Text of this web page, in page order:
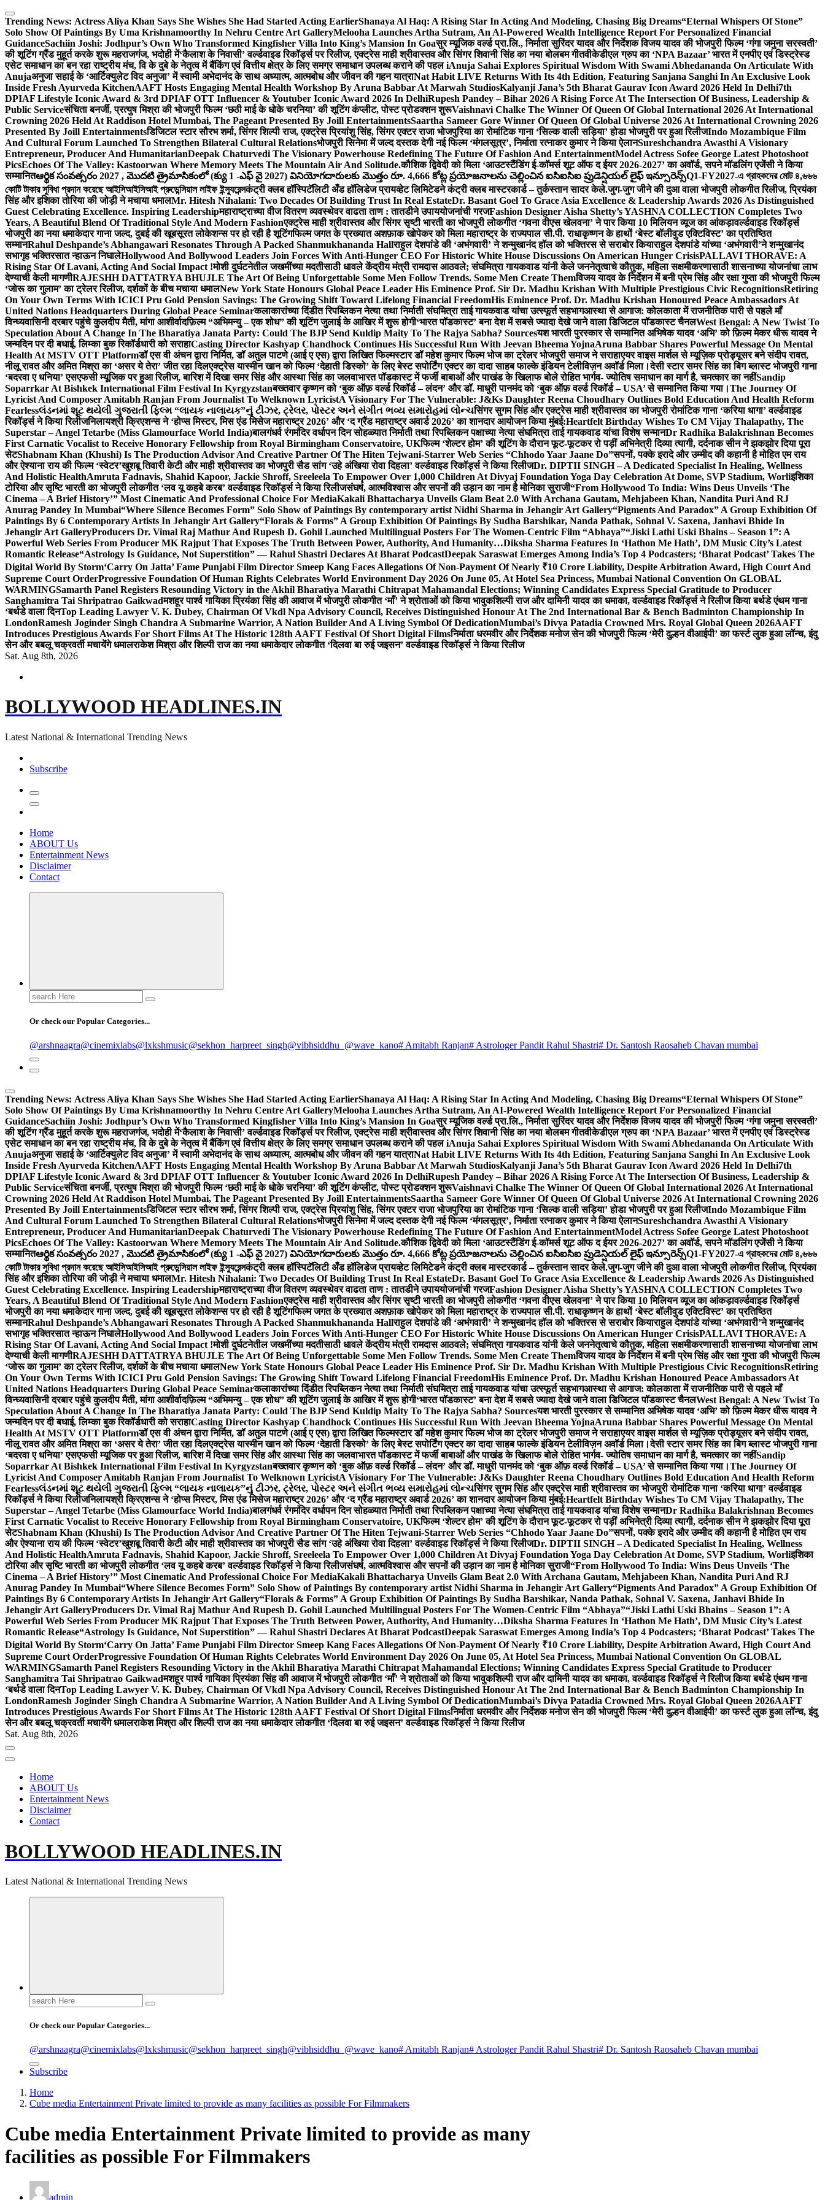
Skip
to
content
Trending News: Actress Aliya Khan Says She Wishes She Had Started Acting EarlierShanaya Al Haq: A Rising Star In Acting And Modeling, Chasing Big Dreams“Eternal Whispers Of Stone”
Solo Show Of Paintings By Uma Krishnamoorthy In Nehru Centre Art GalleryMelooha Launches Artha Sutram, An AI-Powered Wealth Intelligence Report For Personalized Financial
GuidanceSachiin Joshi: Jodhpur’s Own Who Transformed Kingfisher Villa Into King’s Mansion In Goaसुर म्यूजिक वर्ल्ड प्रा.लि., निर्माता सुरिंदर यादव और निर्देशक विजय यादव की भोजपुरी फिल्म ‘गंगा जमुना सरस्वती’
की शूटिंग ग्रैंड मुहूर्त करके शुरू महराजगंज, भदोही में‘कैलाश के निवासी’ वर्ल्डवाइड रिकॉर्ड्स पर रिलीज, एक्ट्रेस माही श्रीवास्तव और सिंगर शिवानी सिंह का नया बोलबम गीतवीकेडीएल ग्रुप का ‘NPA Bazaar’ भारत में एनपीए एवं डिस्ट्रेस्ड
एसेट समाधान का बन रहा राष्ट्रीय मंच, वि के दुबे के नेतृत्व में बैंकिंग एवं वित्तीय क्षेत्र के लिए समग्र समाधान उपलब्ध कराने की पहल iAnuja Sahai Explores Spiritual Wisdom With Swami Abhedananda On Articulate With
Anujaअनुजा सहाई के ‘आर्टिक्युलेट विद अनुजा’ में स्वामी अभेदानंद के साथ अध्यात्म, आत्मबोध और जीवन की गहन यात्राNat Habit LIVE Returns With Its 4th Edition, Featuring Sanjana Sanghi In An Exclusive Look
Inside Fresh Ayurveda KitchenAAFT Hosts Engaging Mental Health Workshop By Aruna Babbar At Marwah StudiosKalyanji Jana’s 5th Bharat Gaurav Icon Award 2026 Held In Delhi7th
DPIAF Lifestyle Iconic Award & 3rd DPIAF OTT Influencer & Youtuber Iconic Award 2026 In DelhiRupesh Pandey – Bihar 2026 A Rising Force At The Intersection Of Business, Leadership &
Public Serviceसंचिता बनर्जी, प्रत्युष मिश्रा की भोजपुरी फिल्म ‘छठी माई के धोके चरनिया’ की शूटिंग कंप्लीट, पोस्ट प्रोडक्शन शुरूVaishnavi Chalke The Winner Of Queen Of Global International 2026 At International
Crowning 2026 Held At Raddison Hotel Mumbai, The Pageant Presented By Joill EntertainmentsSaartha Sameer Gore Winner Of Queen Of Global Universe 2026 At International Crowning 2026
Presented By Joill Entertainmentsडिजिटल स्टार सौरभ शर्मा, सिंगर शिल्पी राज, एक्ट्रेस प्रियांशु सिंह, सिंगर एक्टर राजा भोजपुरिया का रोमांटिक गाना ‘सिल्क वाली सड़िया’ होडा भोजपुरी पर हुआ रिलीजIndo Mozambique Film
And Cultural Forum Launched To Strengthen Bilateral Cultural Relationsभोजपुरी सिनेमा में जल्द दस्तक देगी नई फिल्म ‘मंगलसूत्र’, निर्माता रत्नाकर कुमार ने किया ऐलानSureshchandra Awasthi A Visionary
Entrepreneur, Producer And HumanitarianDeepak Chaturvedi The Visionary Powerhouse Redefining The Future Of Fashion And EntertainmentModel Actress Sofee George Latest Photoshoot
PicsEchoes Of The Valley: Kastoorwan Where Memory Meets The Mountain Air And Solitude.कौशिक द्विवेदी को मिला ‘आउटस्टैंडिंग ई-कॉमर्स शूट ऑफ द ईयर 2026-2027’ का अवॉर्ड, सपने मॉडलिंग एजेंसी ने किया
सम्मानितఆర్థిక సంవత్సరం 2027 , మొదటి త్రైమాసికంలో (క్యు 1 -ఎఫ్ వై 2027) వినియోగదారులకు మొత్తం రూ. 4,666 కోట్ల ప్రయోజనాలను చెల్లించిన ఐసిఐసిఐ ప్రుడెన్షియల్ లైఫ్ ఇన్సూరెన్స్Q1-FY2027-এ গ্রাহকদের মোট ৪,৬৬৬
কোটি টাকার সুবিধা প্রদান করেছে আইসিআইসিআই প্রুডেন্সিয়াল লাইফ ইন্স্যুরেন্সकंट्री क्लब हॉस्पिटॅलिटी अँड हॉलिडेज प्रायव्हेट लिमिटेडने कंट्री क्लब मास्टरकार्ड – तुर्कस्तान सादर केले.जुग-जुग जीने की दुआ वाला भोजपुरी लोकगीत रिलीज, प्रियंका
सिंह और इशिका तोरिया की जोड़ी ने मचाया धमालMr. Hitesh Nihalani: Two Decades Of Building Trust In Real EstateDr. Basant Goel To Grace Asia Excellence & Leadership Awards 2026 As Distinguished
Guest Celebrating Excellence. Inspiring Leadershipमहाराष्ट्राच्या वीज वितरण व्यवस्थेवर वाढता ताण : तातडीने उपाययोजनांची गरजFashion Designer Aisha Shetty’s YASHNA COLLECTION Completes Two
Years, A Beautiful Blend Of Traditional Style And Modern Fashionएक्ट्रेस माही श्रीवास्तव और सिंगर सृष्टी भारती का भोजपुरी लोकगीत ‘गवना वीएस खेलवना’ ने पार किया 10 मिलियन व्यूज का आंकड़ावर्ल्डवाइड रिकॉर्ड्स
भोजपुरी का नया धमाकेदार गाना जल्द, दुबई की खूबसूरत लोकेशन्स पर हो रही है शूटिंगफिल्म जगत के प्रख्यात अशफ़ाक खोपेकर को मिला महाराष्ट्र के राज्यपाल सी.पी. राधाकृष्णन के हाथों ‘बेस्ट बॉलीवुड एक्टिविस्ट’ का प्रतिष्ठित
सम्मानRahul Deshpande’s Abhangawari Resonates Through A Packed Shanmukhananda Hallराहुल देशपांडे की ‘अभंगवारी’ ने शन्मुखानंद हॉल को भक्तिरस से सराबोर कियाराहुल देशपांडे यांच्या ‘अभंगवारी’ने शन्मुखानंद
सभागृह भक्तिरसात न्हाऊन निघालेHollywood And Bollywood Leaders Join Forces With Anti-Hunger CEO For Historic White House Discussions On American Hunger CrisisPALLAVI THORAVE: A
Rising Star Of Lavani, Acting And Social Impact !मोशी दुर्घटनेतील जखमींच्या मदतीसाठी धावले केंद्रीय मंत्री रामदास आठवले; संघमित्रा गायकवाड यांनी केले जननेतृत्वाचे कौतुक, महिला सक्षमीकरणासाठी शासनाच्या योजनांचा लाभ
देण्याची केली मागणीRAJESHH DATTATRYA BHUJLE The Art Of Being Unforgettable Some Men Follow Trends. Some Men Create Themविजय यादव के निर्देशन में बनी प्रेम सिंह और रक्षा गुप्ता की भोजपुरी फिल्म
‘जोरू का गुलाम’ का ट्रेलर रिलीज, दर्शकों के बीच मचाया धमालNew York State Honours Global Peace Leader His Eminence Prof. Sir Dr. Madhu Krishan With Multiple Prestigious Civic RecognitionsRetiring
On Your Own Terms With ICICI Pru Gold Pension Savings: The Growing Shift Toward Lifelong Financial FreedomHis Eminence Prof. Dr. Madhu Krishan Honoured Peace Ambassadors At
United Nations Headquarters During Global Peace Seminarकलाकारांच्या दिंडीत रिपब्लिकन नेत्या तथा निर्माती संघमित्रा ताई गायकवाड यांचा उत्स्फूर्त सहभागआस्था से आगाज: कोलकाता में राजनीतिक पारी से पहले माँ
विन्ध्यवासिनी दरबार पहुंचे कुलदीप मैती, मांगा आशीर्वादफ़िल्म “अभिमन्यु – एक शोध” की शूटिंग जुलाई के आखिर में शुरू होगी‘भारत पॉडकास्ट’ बना देश में सबसे ज्यादा देखे जाने वाला डिजिटल पॉडकास्ट चैनलWest Bengal: A New Twist To
Speculation About A Change In The Bharatiya Janata Party: Could The BJP Send Kuldip Maity To The Rajya Sabha? Sourcesयश भारती पुरस्कार से सम्मानित अभिषेक यादव ‘अभि’ को फ़िल्म मेकर धीरू यादव ने
जन्मदिन पर दी बधाई, लिम्का बुक रिकॉर्डधारी को सराहाCasting Director Kashyap Chandhock Continues His Successful Run With Jeevan Bheema YojnaAruna Babbar Shares Powerful Message On Mental
Health At MSTV OTT Platformडॉ एस वी अंचन द्वारा निर्मित, डॉ अतुल पाटणे (आई ए एस) द्वारा लिखित फिल्मस्टार डॉ महेश कुमार फिल्म भोज का ट्रेलर भोजपुरी समाज ने सराहाएयर वाइस मार्शल से म्यूज़िक प्रोड्यूसर बने संदीप रावत,
नीलू रावत और अमित मिश्रा का ‘असर ये तेरा’ जीत रहा दिलएक्ट्रेस यास्मीन खान को फिल्म ‘देहाती डिस्को’ के लिए बेस्ट सपोर्टिंग एक्टर का दादा साहब फाल्के इंडियन टेलीविज़न अवॉर्ड मिला।देसी स्टार समर सिंह का बिग ब्लास्ट भोजपुरी गाना
‘बदरवा ए धनिया’ एसएफसी म्यूजिक पर हुआ रिलीज, बारिश में दिखा समर सिंह और आस्था सिंह का जलवाभारत पॉडकास्ट में फर्जी बाबाओं और पाखंड के खिलाफ बोले रोहित भार्गव- ज्योतिष समाधान का मार्ग है, चमत्कार का नहींSandip
Soparrkar At Bishkek International Film Festival In Kyrgyzstanबख्तवार कृष्णन को ‘बुक ऑफ़ वर्ल्ड रिकॉर्ड – लंदन’ और डॉ. माधुरी पानमंद को ‘बुक ऑफ़ वर्ल्ड रिकॉर्ड – USA’ से सम्मानित किया गया।The Journey Of
Lyricist And Composer Amitabh Ranjan From Journalist To Welknown LyricistA Visionary For The Vulnerable: J&Ks Daughter Reena Choudhary Outlines Bold Education And Health Reform
Fearlessલંડનમાં શૂટ થયેલી ગુજરાતી ફિલ્મ “લાયક નાલાયક”નું ટીઝર, ટ્રેલર, પોસ્ટર અને સંગીત ભવ્ય સમારોહમાં લોન્ચसिंगर सुगम सिंह और एक्ट्रेस माही श्रीवास्तव का भोजपुरी रोमांटिक गाना ‘करिया धागा’ वर्ल्डवाइड
रिकॉर्ड्स ने किया रिलीजनिलायश्री क्रिएशन्स ने ‘होप्स मिस्टर, मिस एंड मिसेज महाराष्ट्र 2026’ और ‘द ग्रैंड महाराष्ट्र अवार्ड 2026’ का शानदार आयोजन किया मुंबई:Heartfelt Birthday Wishes To CM Vijay Thalapathy, The
Superstar – Angel Tetarbe (Miss Glamourface World India)बालगंधर्व रंगमंदिर वर्धापन दिन सोहळ्यात निर्माती तथा रिपब्लिकन पक्षाच्या नेत्या संघमित्रा ताई गायकवाड यांचा विशेष सन्मानDr Radhika Balakrishnan Becomes
First Carnatic Vocalist to Receive Honorary Fellowship from Royal Birmingham Conservatoire, UKफिल्म ‘शेल्टर होम’ की शूटिंग के दौरान फूट-फूटकर रो पड़ीं अभिनेत्री दिव्या त्यागी, दर्दनाक सीन ने झकझोर दिया पूरा
सेटShabnam Khan (Khushi) Is The Production Advisor And Creative Partner Of The Hiten Tejwani-Starrer Web Series “Chhodo Yaar Jaane Do”सपनों, पक्के इरादे और उम्मीद की कहानी है मोहित एम राय
और ऐश्याना राय की फिल्म ‘स्वेटर’खुशबू तिवारी केटी और माही श्रीवास्तव का भोजपुरी सैड सांग ‘उहे अंखिया रोवा दिहला’ वर्ल्डवाइड रिकॉर्ड्स ने किया रिलीजDr. DIPTII SINGH – A Dedicated Specialist In Healing, Wellness
And Holistic HealthAmruta Fadnavis, Shahid Kapoor, Jackie Shroff, Sreeleela To Empower Over 1,000 Children At Divyaj Foundation Yoga Day Celebration At Dome, SVP Stadium, Worliइशिका
टोरिया और सृष्टि भारती का भोजपुरी लोकगीत ‘लव यू कहबे करब’ वर्ल्डवाइड रिकॉर्ड्स ने किया रिलीजसंघर्ष, आत्मविश्वास और सपनों की उड़ान का नाम है मोनिका सुराजी“From Hollywood To India: Wins Deus Unveils ‘The
Cinema – A Brief History’” Most Cinematic And Professional Choice For MediaKakali Bhattacharya Unveils Glam Beat 2.0 With Archana Gautam, Mehjabeen Khan, Nandita Puri And RJ
Anurag Pandey In Mumbai“Where Silence Becomes Form” Solo Show of Paintings By contemporary artist Nidhi Sharma in Jehangir Art Gallery“Pigments And Paradox” A Group Exhibition Of
Paintings By 6 Contemporary Artists In Jehangir Art Gallery“Florals & Forms” A Group Exhibition Of Paintings By Sudha Barshikar, Nanda Pathak, Sohnal V. Saxena, Janhavi Bhide In
Jehangir Art GalleryProducers Dr. Vimal Raj Mathur And Rupesh D. Gohil Launched Multilingual Posters For The Women-Centric Film “Abhaya”“Jiski Lathi Uski Bhains – Season 1”: A
Powerful Web Series From Producer MK Rajput That Exposes The Truth Between Power, Authority, And Humanity…Diksha Sharma Features In ‘Hathon Me Hath’, DM Music City’s Latest
Romantic Release“Astrology Is Guidance, Not Superstition” — Rahul Shastri Declares At Bharat PodcastDeepak Saraswat Emerges Among India’s Top 4 Podcasters; ‘Bharat Podcast’ Takes The
Digital World By Storm‘Carry On Jatta’ Fame Punjabi Film Director Smeep Kang Faces Allegations Of Non-Payment Of Nearly ₹10 Crore Liability, Despite Arbitration Award, High Court And
Supreme Court OrderProgressive Foundation Of Human Rights Celebrates World Environment Day 2026 On June 05, At Hotel Sea Princess, Mumbai National Convention On GLOBAL
WARMINGSamarth Panel Registers Resounding Victory in the Akhil Bharatiya Marathi Chitrapat Mahamandal Elections; Winning Candidates Express Special Gratitude to Producer
Sanghamitra Tai Shripatrao Gaikwadमशहूर पार्श्व गायिका प्रियंका सिंह की आवाज में भोजपुरी लोकगीत ‘माँ’ ने श्रोताओं को किया भावुकशिल्पी राज और दामिनी यादव का धमाका, वर्ल्डवाइड रिकॉर्ड्स ने रिलीज किया बर्थडे एंथम गाना
‘बर्थडे वाला दिनTop Leading Lawyer V. K. Dubey, Chairman Of Vkdl Npa Advisory Council, Receives Distinguished Honour At The 2nd International Bar & Bench Badminton Championship In
LondonRamesh Joginder Singh Chandra A Submarine Warrior, A Nation Builder And A Living Symbol Of DedicationMumbai’s Divya Patadia Crowned Mrs. Royal Global Queen 2026AAFT
Introduces Prestigious Awards For Short Films At The Historic 128th AAFT Festival Of Short Digital Filmsनिर्माता धरमवीर और निर्देशक मनोज सेन की भोजपुरी फिल्म ‘मेरी दुल्हन वीआईपी’ का फर्स्ट लुक हुआ लॉन्च, इंदु
सेन और बबलू चक्रवर्ती मचायेंगे धमालराकेश मिश्रा और शिल्पी राज का नया धमाकेदार लोकगीत ‘दिलवा बा रुई जइसन’ वर्ल्डवाइड रिकॉर्ड्स ने किया रिलीज
Sat. Aug 8th, 2026
BOLLYWOOD HEADLINES.IN
Latest National & International Trending News
Subscribe
Home
ABOUT Us
Entertainment News
Disclaimer
Contact
Search
for:
Or check our Popular Categories...
@arshnaagra@cinemixlabs@lxkshmusic@sekhon_harpreet_singh@vibhsiddhu_ @wave_kano# Amitabh Ranjan# Astrologer Pandit Rahul Shastri# Dr. Santosh Raosaheb Chavan mumbai
Trending News: Actress Aliya Khan Says She Wishes She Had Started Acting EarlierShanaya Al Haq: A Rising Star In Acting And Modeling, Chasing Big Dreams“Eternal Whispers Of Stone”
Solo Show Of Paintings By Uma Krishnamoorthy In Nehru Centre Art GalleryMelooha Launches Artha Sutram, An AI-Powered Wealth Intelligence Report For Personalized Financial
GuidanceSachiin Joshi: Jodhpur’s Own Who Transformed Kingfisher Villa Into King’s Mansion In Goaसुर म्यूजिक वर्ल्ड प्रा.लि., निर्माता सुरिंदर यादव और निर्देशक विजय यादव की भोजपुरी फिल्म ‘गंगा जमुना सरस्वती’
की शूटिंग ग्रैंड मुहूर्त करके शुरू महराजगंज, भदोही में‘कैलाश के निवासी’ वर्ल्डवाइड रिकॉर्ड्स पर रिलीज, एक्ट्रेस माही श्रीवास्तव और सिंगर शिवानी सिंह का नया बोलबम गीतवीकेडीएल ग्रुप का ‘NPA Bazaar’ भारत में एनपीए एवं डिस्ट्रेस्ड
एसेट समाधान का बन रहा राष्ट्रीय मंच, वि के दुबे के नेतृत्व में बैंकिंग एवं वित्तीय क्षेत्र के लिए समग्र समाधान उपलब्ध कराने की पहल iAnuja Sahai Explores Spiritual Wisdom With Swami Abhedananda On Articulate With
Anujaअनुजा सहाई के ‘आर्टिक्युलेट विद अनुजा’ में स्वामी अभेदानंद के साथ अध्यात्म, आत्मबोध और जीवन की गहन यात्राNat Habit LIVE Returns With Its 4th Edition, Featuring Sanjana Sanghi In An Exclusive Look
Inside Fresh Ayurveda KitchenAAFT Hosts Engaging Mental Health Workshop By Aruna Babbar At Marwah StudiosKalyanji Jana’s 5th Bharat Gaurav Icon Award 2026 Held In Delhi7th
DPIAF Lifestyle Iconic Award & 3rd DPIAF OTT Influencer & Youtuber Iconic Award 2026 In DelhiRupesh Pandey – Bihar 2026 A Rising Force At The Intersection Of Business, Leadership &
Public Serviceसंचिता बनर्जी, प्रत्युष मिश्रा की भोजपुरी फिल्म ‘छठी माई के धोके चरनिया’ की शूटिंग कंप्लीट, पोस्ट प्रोडक्शन शुरूVaishnavi Chalke The Winner Of Queen Of Global International 2026 At International
Crowning 2026 Held At Raddison Hotel Mumbai, The Pageant Presented By Joill EntertainmentsSaartha Sameer Gore Winner Of Queen Of Global Universe 2026 At International Crowning 2026
Presented By Joill Entertainmentsडिजिटल स्टार सौरभ शर्मा, सिंगर शिल्पी राज, एक्ट्रेस प्रियांशु सिंह, सिंगर एक्टर राजा भोजपुरिया का रोमांटिक गाना ‘सिल्क वाली सड़िया’ होडा भोजपुरी पर हुआ रिलीजIndo Mozambique Film
And Cultural Forum Launched To Strengthen Bilateral Cultural Relationsभोजपुरी सिनेमा में जल्द दस्तक देगी नई फिल्म ‘मंगलसूत्र’, निर्माता रत्नाकर कुमार ने किया ऐलानSureshchandra Awasthi A Visionary
Entrepreneur, Producer And HumanitarianDeepak Chaturvedi The Visionary Powerhouse Redefining The Future Of Fashion And EntertainmentModel Actress Sofee George Latest Photoshoot
PicsEchoes Of The Valley: Kastoorwan Where Memory Meets The Mountain Air And Solitude.कौशिक द्विवेदी को मिला ‘आउटस्टैंडिंग ई-कॉमर्स शूट ऑफ द ईयर 2026-2027’ का अवॉर्ड, सपने मॉडलिंग एजेंसी ने किया
सम्मानितఆర్థిక సంవత్సరం 2027 , మొదటి త్రైమాసికంలో (క్యు 1 -ఎఫ్ వై 2027) వినియోగదారులకు మొత్తం రూ. 4,666 కోట్ల ప్రయోజనాలను చెల్లించిన ఐసిఐసిఐ ప్రుడెన్షియల్ లైఫ్ ఇన్సూరెన్స్Q1-FY2027-এ গ্রাহকদের মোট ৪,৬৬৬
কোটি টাকার সুবিধা প্রদান করেছে আইসিআইসিআই প্রুডেন্সিয়াল লাইফ ইন্স্যুরেন্সकंट्री क्लब हॉस्पिटॅलिटी अँड हॉलिडेज प्रायव्हेट लिमिटेडने कंट्री क्लब मास्टरकार्ड – तुर्कस्तान सादर केले.जुग-जुग जीने की दुआ वाला भोजपुरी लोकगीत रिलीज, प्रियंका
सिंह और इशिका तोरिया की जोड़ी ने मचाया धमालMr. Hitesh Nihalani: Two Decades Of Building Trust In Real EstateDr. Basant Goel To Grace Asia Excellence & Leadership Awards 2026 As Distinguished
Guest Celebrating Excellence. Inspiring Leadershipमहाराष्ट्राच्या वीज वितरण व्यवस्थेवर वाढता ताण : तातडीने उपाययोजनांची गरजFashion Designer Aisha Shetty’s YASHNA COLLECTION Completes Two
Years, A Beautiful Blend Of Traditional Style And Modern Fashionएक्ट्रेस माही श्रीवास्तव और सिंगर सृष्टी भारती का भोजपुरी लोकगीत ‘गवना वीएस खेलवना’ ने पार किया 10 मिलियन व्यूज का आंकड़ावर्ल्डवाइड रिकॉर्ड्स
भोजपुरी का नया धमाकेदार गाना जल्द, दुबई की खूबसूरत लोकेशन्स पर हो रही है शूटिंगफिल्म जगत के प्रख्यात अशफ़ाक खोपेकर को मिला महाराष्ट्र के राज्यपाल सी.पी. राधाकृष्णन के हाथों ‘बेस्ट बॉलीवुड एक्टिविस्ट’ का प्रतिष्ठित
सम्मानRahul Deshpande’s Abhangawari Resonates Through A Packed Shanmukhananda Hallराहुल देशपांडे की ‘अभंगवारी’ ने शन्मुखानंद हॉल को भक्तिरस से सराबोर कियाराहुल देशपांडे यांच्या ‘अभंगवारी’ने शन्मुखानंद
सभागृह भक्तिरसात न्हाऊन निघालेHollywood And Bollywood Leaders Join Forces With Anti-Hunger CEO For Historic White House Discussions On American Hunger CrisisPALLAVI THORAVE: A
Rising Star Of Lavani, Acting And Social Impact !मोशी दुर्घटनेतील जखमींच्या मदतीसाठी धावले केंद्रीय मंत्री रामदास आठवले; संघमित्रा गायकवाड यांनी केले जननेतृत्वाचे कौतुक, महिला सक्षमीकरणासाठी शासनाच्या योजनांचा लाभ
देण्याची केली मागणीRAJESHH DATTATRYA BHUJLE The Art Of Being Unforgettable Some Men Follow Trends. Some Men Create Themविजय यादव के निर्देशन में बनी प्रेम सिंह और रक्षा गुप्ता की भोजपुरी फिल्म
‘जोरू का गुलाम’ का ट्रेलर रिलीज, दर्शकों के बीच मचाया धमालNew York State Honours Global Peace Leader His Eminence Prof. Sir Dr. Madhu Krishan With Multiple Prestigious Civic RecognitionsRetiring
On Your Own Terms With ICICI Pru Gold Pension Savings: The Growing Shift Toward Lifelong Financial FreedomHis Eminence Prof. Dr. Madhu Krishan Honoured Peace Ambassadors At
United Nations Headquarters During Global Peace Seminarकलाकारांच्या दिंडीत रिपब्लिकन नेत्या तथा निर्माती संघमित्रा ताई गायकवाड यांचा उत्स्फूर्त सहभागआस्था से आगाज: कोलकाता में राजनीतिक पारी से पहले माँ
विन्ध्यवासिनी दरबार पहुंचे कुलदीप मैती, मांगा आशीर्वादफ़िल्म “अभिमन्यु – एक शोध” की शूटिंग जुलाई के आखिर में शुरू होगी‘भारत पॉडकास्ट’ बना देश में सबसे ज्यादा देखे जाने वाला डिजिटल पॉडकास्ट चैनलWest Bengal: A New Twist To
Speculation About A Change In The Bharatiya Janata Party: Could The BJP Send Kuldip Maity To The Rajya Sabha? Sourcesयश भारती पुरस्कार से सम्मानित अभिषेक यादव ‘अभि’ को फ़िल्म मेकर धीरू यादव ने
जन्मदिन पर दी बधाई, लिम्का बुक रिकॉर्डधारी को सराहाCasting Director Kashyap Chandhock Continues His Successful Run With Jeevan Bheema YojnaAruna Babbar Shares Powerful Message On Mental
Health At MSTV OTT Platformडॉ एस वी अंचन द्वारा निर्मित, डॉ अतुल पाटणे (आई ए एस) द्वारा लिखित फिल्मस्टार डॉ महेश कुमार फिल्म भोज का ट्रेलर भोजपुरी समाज ने सराहाएयर वाइस मार्शल से म्यूज़िक प्रोड्यूसर बने संदीप रावत,
नीलू रावत और अमित मिश्रा का ‘असर ये तेरा’ जीत रहा दिलएक्ट्रेस यास्मीन खान को फिल्म ‘देहाती डिस्को’ के लिए बेस्ट सपोर्टिंग एक्टर का दादा साहब फाल्के इंडियन टेलीविज़न अवॉर्ड मिला।देसी स्टार समर सिंह का बिग ब्लास्ट भोजपुरी गाना
‘बदरवा ए धनिया’ एसएफसी म्यूजिक पर हुआ रिलीज, बारिश में दिखा समर सिंह और आस्था सिंह का जलवाभारत पॉडकास्ट में फर्जी बाबाओं और पाखंड के खिलाफ बोले रोहित भार्गव- ज्योतिष समाधान का मार्ग है, चमत्कार का नहींSandip
Soparrkar At Bishkek International Film Festival In Kyrgyzstanबख्तवार कृष्णन को ‘बुक ऑफ़ वर्ल्ड रिकॉर्ड – लंदन’ और डॉ. माधुरी पानमंद को ‘बुक ऑफ़ वर्ल्ड रिकॉर्ड – USA’ से सम्मानित किया गया।The Journey Of
Lyricist And Composer Amitabh Ranjan From Journalist To Welknown LyricistA Visionary For The Vulnerable: J&Ks Daughter Reena Choudhary Outlines Bold Education And Health Reform
Fearlessલંડનમાં શૂટ થયેલી ગુજરાતી ફિલ્મ “લાયક નાલાયક”નું ટીઝર, ટ્રેલર, પોસ્ટર અને સંગીત ભવ્ય સમારોહમાં લોન્ચसिंगर सुगम सिंह और एक्ट्रेस माही श्रीवास्तव का भोजपुरी रोमांटिक गाना ‘करिया धागा’ वर्ल्डवाइड
रिकॉर्ड्स ने किया रिलीजनिलायश्री क्रिएशन्स ने ‘होप्स मिस्टर, मिस एंड मिसेज महाराष्ट्र 2026’ और ‘द ग्रैंड महाराष्ट्र अवार्ड 2026’ का शानदार आयोजन किया मुंबई:Heartfelt Birthday Wishes To CM Vijay Thalapathy, The
Superstar – Angel Tetarbe (Miss Glamourface World India)बालगंधर्व रंगमंदिर वर्धापन दिन सोहळ्यात निर्माती तथा रिपब्लिकन पक्षाच्या नेत्या संघमित्रा ताई गायकवाड यांचा विशेष सन्मानDr Radhika Balakrishnan Becomes
First Carnatic Vocalist to Receive Honorary Fellowship from Royal Birmingham Conservatoire, UKफिल्म ‘शेल्टर होम’ की शूटिंग के दौरान फूट-फूटकर रो पड़ीं अभिनेत्री दिव्या त्यागी, दर्दनाक सीन ने झकझोर दिया पूरा
सेटShabnam Khan (Khushi) Is The Production Advisor And Creative Partner Of The Hiten Tejwani-Starrer Web Series “Chhodo Yaar Jaane Do”सपनों, पक्के इरादे और उम्मीद की कहानी है मोहित एम राय
और ऐश्याना राय की फिल्म ‘स्वेटर’खुशबू तिवारी केटी और माही श्रीवास्तव का भोजपुरी सैड सांग ‘उहे अंखिया रोवा दिहला’ वर्ल्डवाइड रिकॉर्ड्स ने किया रिलीजDr. DIPTII SINGH – A Dedicated Specialist In Healing, Wellness
And Holistic HealthAmruta Fadnavis, Shahid Kapoor, Jackie Shroff, Sreeleela To Empower Over 1,000 Children At Divyaj Foundation Yoga Day Celebration At Dome, SVP Stadium, Worliइशिका
टोरिया और सृष्टि भारती का भोजपुरी लोकगीत ‘लव यू कहबे करब’ वर्ल्डवाइड रिकॉर्ड्स ने किया रिलीजसंघर्ष, आत्मविश्वास और सपनों की उड़ान का नाम है मोनिका सुराजी“From Hollywood To India: Wins Deus Unveils ‘The
Cinema – A Brief History’” Most Cinematic And Professional Choice For MediaKakali Bhattacharya Unveils Glam Beat 2.0 With Archana Gautam, Mehjabeen Khan, Nandita Puri And RJ
Anurag Pandey In Mumbai“Where Silence Becomes Form” Solo Show of Paintings By contemporary artist Nidhi Sharma in Jehangir Art Gallery“Pigments And Paradox” A Group Exhibition Of
Paintings By 6 Contemporary Artists In Jehangir Art Gallery“Florals & Forms” A Group Exhibition Of Paintings By Sudha Barshikar, Nanda Pathak, Sohnal V. Saxena, Janhavi Bhide In
Jehangir Art GalleryProducers Dr. Vimal Raj Mathur And Rupesh D. Gohil Launched Multilingual Posters For The Women-Centric Film “Abhaya”“Jiski Lathi Uski Bhains – Season 1”: A
Powerful Web Series From Producer MK Rajput That Exposes The Truth Between Power, Authority, And Humanity…Diksha Sharma Features In ‘Hathon Me Hath’, DM Music City’s Latest
Romantic Release“Astrology Is Guidance, Not Superstition” — Rahul Shastri Declares At Bharat PodcastDeepak Saraswat Emerges Among India’s Top 4 Podcasters; ‘Bharat Podcast’ Takes The
Digital World By Storm‘Carry On Jatta’ Fame Punjabi Film Director Smeep Kang Faces Allegations Of Non-Payment Of Nearly ₹10 Crore Liability, Despite Arbitration Award, High Court And
Supreme Court OrderProgressive Foundation Of Human Rights Celebrates World Environment Day 2026 On June 05, At Hotel Sea Princess, Mumbai National Convention On GLOBAL
WARMINGSamarth Panel Registers Resounding Victory in the Akhil Bharatiya Marathi Chitrapat Mahamandal Elections; Winning Candidates Express Special Gratitude to Producer
Sanghamitra Tai Shripatrao Gaikwadमशहूर पार्श्व गायिका प्रियंका सिंह की आवाज में भोजपुरी लोकगीत ‘माँ’ ने श्रोताओं को किया भावुकशिल्पी राज और दामिनी यादव का धमाका, वर्ल्डवाइड रिकॉर्ड्स ने रिलीज किया बर्थडे एंथम गाना
‘बर्थडे वाला दिनTop Leading Lawyer V. K. Dubey, Chairman Of Vkdl Npa Advisory Council, Receives Distinguished Honour At The 2nd International Bar & Bench Badminton Championship In
LondonRamesh Joginder Singh Chandra A Submarine Warrior, A Nation Builder And A Living Symbol Of DedicationMumbai’s Divya Patadia Crowned Mrs. Royal Global Queen 2026AAFT
Introduces Prestigious Awards For Short Films At The Historic 128th AAFT Festival Of Short Digital Filmsनिर्माता धरमवीर और निर्देशक मनोज सेन की भोजपुरी फिल्म ‘मेरी दुल्हन वीआईपी’ का फर्स्ट लुक हुआ लॉन्च, इंदु
सेन और बबलू चक्रवर्ती मचायेंगे धमालराकेश मिश्रा और शिल्पी राज का नया धमाकेदार लोकगीत ‘दिलवा बा रुई जइसन’ वर्ल्डवाइड रिकॉर्ड्स ने किया रिलीज
Sat. Aug 8th, 2026
Home
ABOUT Us
Entertainment News
Disclaimer
Contact
BOLLYWOOD HEADLINES.IN
Latest National & International Trending News
Search
for:
Or check our Popular Categories...
@arshnaagra@cinemixlabs@lxkshmusic@sekhon_harpreet_singh@vibhsiddhu_ @wave_kano# Amitabh Ranjan# Astrologer Pandit Rahul Shastri# Dr. Santosh Raosaheb Chavan mumbai
Subscribe
Home
Cube media Entertainment Private limited to provide as many facilities as possible For Filmmakers
Cube media Entertainment Private limited to provide as many
facilities as possible For Filmmakers
admin